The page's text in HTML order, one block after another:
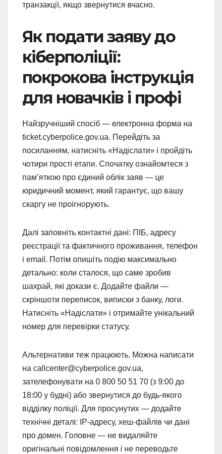
транзакції, якщо звернутися вчасно.
Як подати заяву до
кіберполіції:
покрокова інструкція
для новачків і профі
Найзручніший спосіб — електронна форма на
ticket.cyberpolice.gov.ua. Перейдіть за
посиланням, натисніть «Надіслати» і пройдіть
чотири прості етапи. Спочатку ознайомтеся з
пам’яткою про єдиний облік заяв — це
юридичний момент, який гарантує, що вашу
скаргу не проігнорують.
Далі заповніть контактні дані: ПІБ, адресу
реєстрації та фактичного проживання, телефон
і email. Потім опишіть подію максимально
детально: коли сталося, що саме зробив
шахрай, які докази є. Додайте файли —
скріншоти переписок, виписки з банку, логи.
Натисніть «Надіслати» і отримайте унікальний
номер для перевірки статусу.
Альтернативи теж працюють. Можна написати
на callcenter@cyberpolice.gov.ua,
зателефонувати на 0 800 50 51 70 (з 9:00 до
18:00 у будні) або звернутися до будь-якого
відділку поліції. Для просунутих — додайте
технічні деталі: IP-адресу, хеш-файлів чи дані
про домен. Головне — не видаляйте
оригінальні повідомлення і не переводьте